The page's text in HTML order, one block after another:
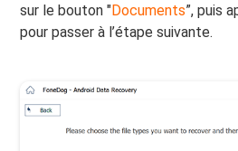
sur le bouton "Documents”, puis
pour passer à l’étape suivante.